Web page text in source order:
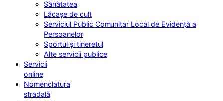
Sănătatea
Lăcașe de cult
Serviciul Public Comunitar Local de Evidență a
Persoanelor
Sportul și tineretul
Alte servicii publice
Servicii
online
Nomenclatura
stradală